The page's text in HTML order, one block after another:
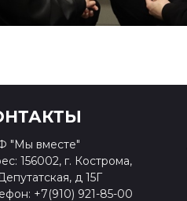
"Мы вместе"
156002, г. Кострома,
д 15Г
+7(910) 921-85-00